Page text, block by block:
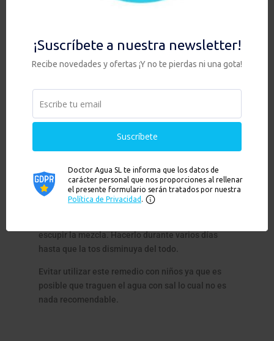
4- Gárgaras de agua
con sal
más efectivos para tratar el
hace disminuir la necesidad de toser.
Preparación: Revolver media cucharadita de sal
en una taza de agua caliente hasta que se
disuelva. Dejar templar antes de usarlo para hacer
gárgaras. Mantener la mezcla en la parte final de
escupir la mezcla. Hacerlo durante varios días
hasta que la tos disminuya del todo.
Evitar utilizar este remedio con niños ya que es
posible que traguen el agua con sal lo cual no es
nada recomendable.